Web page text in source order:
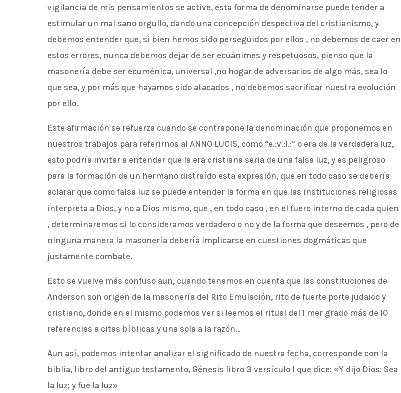
vigilancia de mis pensamientos se active, esta forma de denominarse puede tender a
estimular un mal sano orgullo, dando una concepción despectiva del cristianismo, y
debemos entender que, si bien hemos sido perseguidos por ellos , no debemos de caer en
estos errores, nunca debemos dejar de ser ecuánimes y respetuosos, pienso que la
masonería debe ser ecuménica, universal ,no hogar de adversarios de algo más, sea lo
que sea, y por más que hayamos sido atacados , no debemos sacrificar nuestra evolución
por ello.
Este afirmación se refuerza cuando se contrapone la denominación que proponemos en
nuestros trabajos para referirnos al ANNO LUCIS, como “e.:v.:l.:” o era de la verdadera luz,
esto podría invitar a entender que la era cristiana seria de una falsa luz, y es peligroso
para la formación de un hermano distraído esta expresión, que en todo caso se debería
aclarar que como falsa luz se puede entender la forma en que las instituciones religiosas
interpreta a Dios, y no a Dios mismo, que , en todo caso , en el fuero interno de cada quien
, determinaremos si lo consideramos verdadero o no y de la forma que deseemos , pero de
ninguna manera la masonería debería implicarse en cuestiones dogmáticas que
justamente combate.
Esto se vuelve más confuso aun, cuando tenemos en cuenta que las constituciones de
Anderson son origen de la masonería del Rito Emulación, rito de fuerte porte judaico y
cristiano, donde en el mismo podemos ver si leemos el ritual del 1 mer grado más de 10
referencias a citas bíblicas y una sola a la razón…
Aun así, podemos intentar analizar el significado de nuestra fecha, corresponde con la
biblia, libro del antiguo testamento, Génesis libro 3 versículo 1 que dice: «Y dijo Dios: Sea
la luz; y fue la luz»